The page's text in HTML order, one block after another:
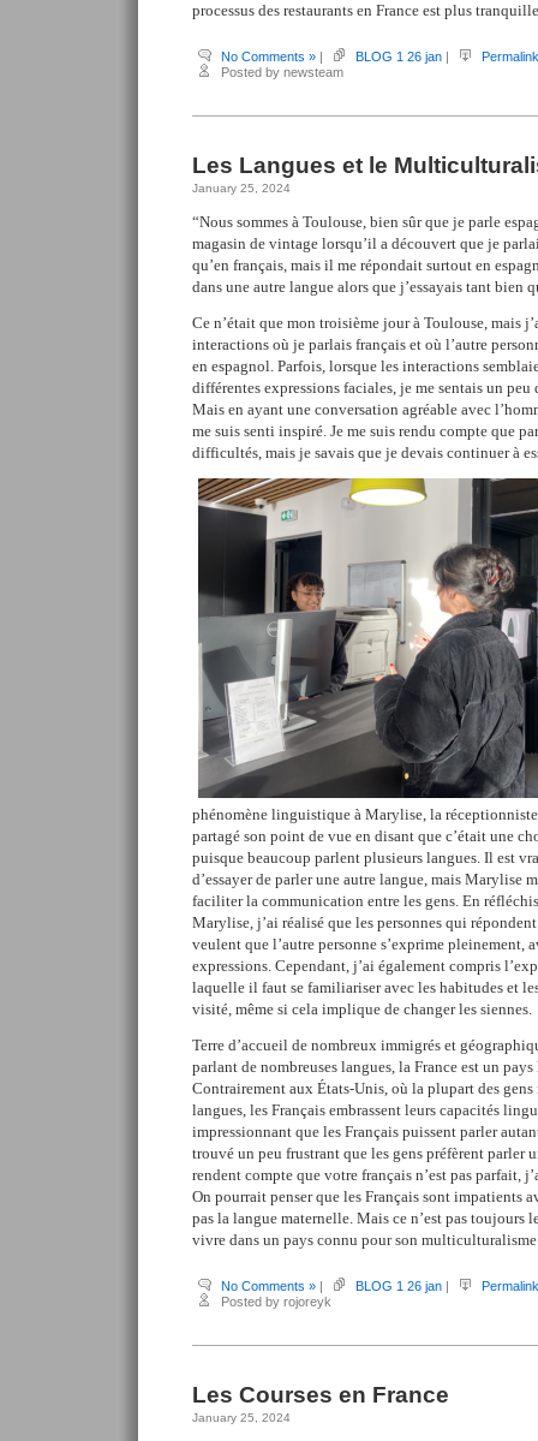
processus des restaurants en France est plus
No Comments » | BLOG 1 26 jan |
Permalink
Posted by newsteam
Les Langues et le
January 25, 2024
“Nous sommes à Toulouse, bien sûr que je parle
magasin de vintage lorsqu’il a découvert que je
qu’en français, mais il me répondait surtout en
dans une autre langue alors que j’essayais tant bien
Ce n’était que mon troisième jour à Toulouse, mais
interactions où je parlais français et où l’autre
en espagnol. Parfois, lorsque les interactions
différentes expressions faciales, je me sentais un peu
Mais en ayant une conversation agréable avec
me suis senti inspiré. Je me suis rendu compte que
difficultés, mais je savais que je devais continuer à
phénomène linguistique à Marylise, la
partagé son point de vue en disant que c’était une
puisque beaucoup parlent plusieurs langues. Il est
d’essayer de parler une autre langue, mais Marylise
faciliter la communication entre les gens. En
Marylise, j’ai réalisé que les personnes qui
veulent que l’autre personne s’exprime pleinement,
expressions. Cependant, j’ai également compris
laquelle il faut se familiariser avec les habitudes et
visité, même si cela implique de changer les siennes.
Terre d’accueil de nombreux immigrés et
parlant de nombreuses langues, la France est un
Contrairement aux États-Unis, où la plupart des gens
langues, les Français embrassent leurs capacités
impressionnant que les Français puissent parler
trouvé un peu frustrant que les gens préfèrent parler
rendent compte que votre français n’est pas parfait,
On pourrait penser que les Français sont impatients
pas la langue maternelle. Mais ce n’est pas toujours
vivre dans un pays connu pour son multiculturalisme
No Comments » | BLOG 1 26 jan |
Permalink
Posted by rojoreyk
Les Courses en France
January 25, 2024